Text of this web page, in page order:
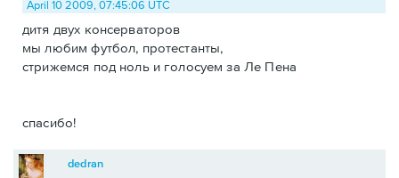
April 10 2009, 07:45:06 UTC
дитя двух консерваторов
мы любим футбол, протестанты,
стрижемся под ноль и голосуем за Ле Пена
спасибо!
dedran